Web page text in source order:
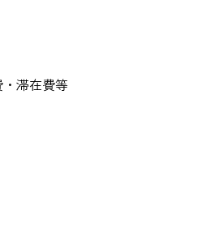
滞在費等